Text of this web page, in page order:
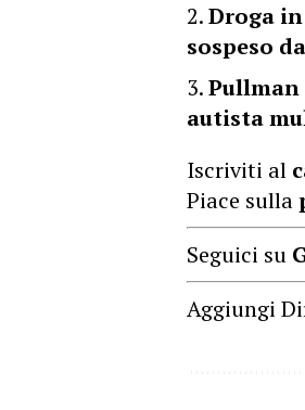
Droga
sospeso
Pullman
autista
Iscriviti al
Piace sulla
Seguici su
Aggiungi